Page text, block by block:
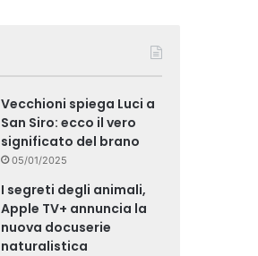
Vecchioni spiega Luci a
San Siro: ecco il vero
significato del brano
05/01/2025
I segreti degli animali,
Apple TV+ annuncia la
nuova docuserie
naturalistica